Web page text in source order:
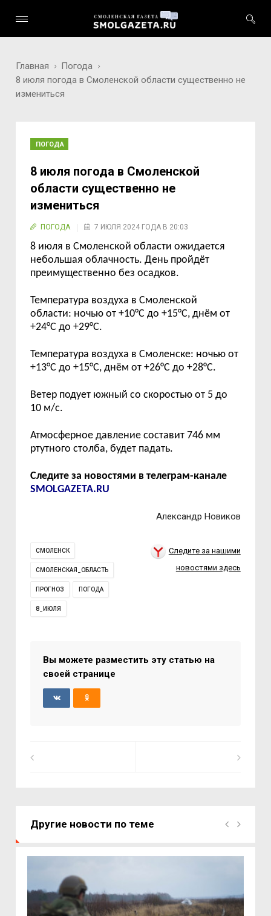
Главная
Погода
8 июля погода в Смоленской области существенно не
измениться
ПОГОДА
8 июля погода в Смоленской
области существенно не
измениться
ПОГОДА 7 ИЮЛЯ 2024 ГОДА В 20:03
8 июля в Смоленской области ожидается
небольшая облачность.День пройдёт
преимущественно без осадков.
Температура воздуха в Смоленской
области: ночьюот+10°Cдо+15°C,днёмот
+24°Cдо+29°C.
Температура воздуха в Смоленске: ночьюот
+13°Cдо+15°C, днёмот+26°Cдо+28°C.
Ветер подует южный со скоростью от 5 до
10 м/с.
Атмосферное давление составит 746 мм
ртутного столба, будет падать.
Следите за новостями в телеграм-канале
SMOLGAZETA.RU
Александр Новиков
СМОЛЕНСК
СМОЛЕНСКАЯ_ОБЛАСТЬ
ПРОГНОЗ ПОГОДА
8_ИЮЛЯ
Следите за нашими
новостями здесь
Вы можете разместить эту статью на
своей странице
Другие новости по теме